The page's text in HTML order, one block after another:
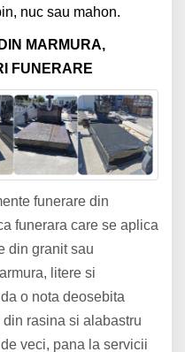
nuc sau mahon.
MARMURA,
FUNERARE
funerare din
funerara care se aplica
din granit sau
litere si
o nota deosebita
din rasina si alabastru
veci, pana la servicii